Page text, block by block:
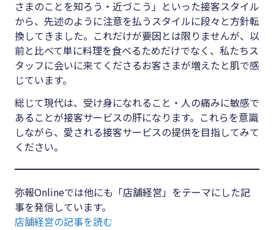
さまのことを知ろう・近づこう」といった接客スタイル
から、先述のように注意を払うスタイルに段々と方針転
換してきました。これだけが要因とは限りませんが、以
前と比べて単に料理を食べるためだけでなく、私たちス
タッフに会いに来てくださるお客さまが増えたと肌で感
じています。
総じて現代は、受け身になれること・人の痛みに敏感で
あることが接客サービスの肝になります。これらを意識
しながら、愛される接客サービスの提供を目指してみて
ください。
弥報Onlineでは他にも「店舗経営」をテーマにした記
事を発信しています。
店舗経営の記事を読む